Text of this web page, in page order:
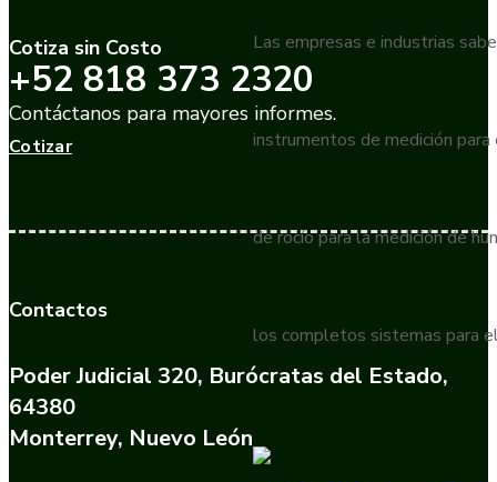
Las empresas e industrias
instrumentos de medición
de rocío para la medición de
los completos sistemas para
Cotiza sin Costo
+52 818 373 2320
Contáctanos para mayores informes.
Cotizar
Contactos
Poder Judicial 320, Burócratas del Estado,
64380
Monterrey, Nuevo León